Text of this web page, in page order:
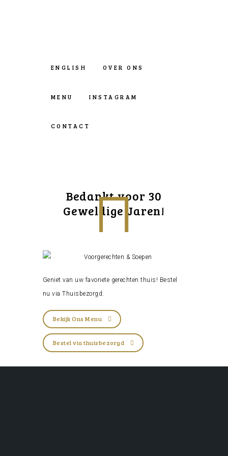
ENGLISH OVER ONS
MENU INSTAGRAM
CONTACT
Bedankt voor 30
Geweldige Jaren!
Geniet van uw favoriete gerechten thuis! Bestel
nu viaThuisbezorgd
Bekijk Ons Menu
Bestel via thuisbezorgd